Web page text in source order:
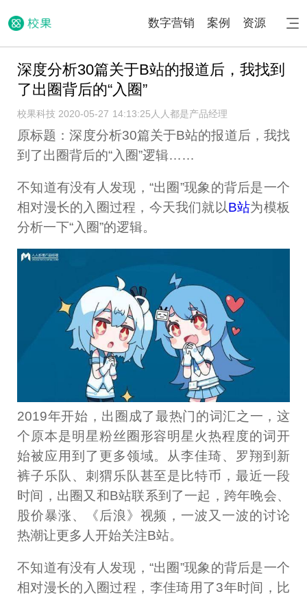
数字营销 案例 资源
深度分析30篇关于B站的报道后，我找到
了出圈背后的“入圈”
校果科技 2020-05-27 14:13:25 人人都是产品经理
原标题：深度分析30篇关于B站的报道后，我找
到了出圈背后的“入圈”逻辑……
不知道有没有人发现，“出圈”现象的背后是一个
相对漫长的入圈过程，今天我们就以B站为模板
分析一下“入圈”的逻辑。
2019年开始，出圈成了最热门的词汇之一，这
个原本是明星粉丝圈形容明星火热程度的词开
始被应用到了更多领域。从李佳琦、罗翔到新
裤子乐队、刺猬乐队甚至是比特币，最近一段
时间，出圈又和B站联系到了一起，跨年晚会、
股价暴涨、《后浪》视频，一波又一波的讨论
热潮让更多人开始关注B站。
不知道有没有人发现，“出圈”现象的背后是一个
相对漫长的入圈过程，李佳琦用了3年时间，比